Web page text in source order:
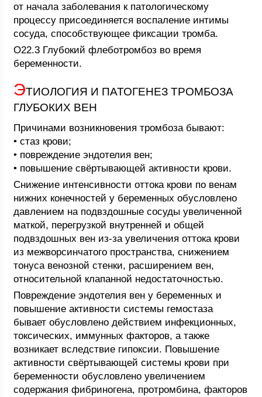
от начала заболевания к патологическому
процессу присоединяется воспаление интимы
сосуда, способствующее фиксации тромба.
O22.3 Глубокий флеботромбоз во время
беременности.
ЭТИОЛОГИЯ И ПАТОГЕНЕЗ ТРОМБОЗА
ГЛУБОКИХ ВЕН
Причинами возникновения тромбоза бывают:
• стаз крови;
• повреждение эндотелия вен;
• повышение свёртывающей активности крови.
Снижение интенсивности оттока крови по венам
нижних конечностей у беременных обусловлено
давлением на подвздошные сосуды увеличенной
маткой, перегрузкой внутренней и общей
подвздошных вен из-за увеличения оттока крови
из межворсинчатого пространства, снижением
тонуса венозной стенки, расширением вен,
относительной клапанной недостаточностью.
Повреждение эндотелия вен у беременных и
повышение активности системы гемостаза
бывает обусловлено действием инфекционных,
токсических, иммунных факторов, а также
возникает вследствие гипоксии. Повышение
активности свёртывающей системы крови при
беременности обусловлено увеличением
содержания фибриногена, протромбина, факторов